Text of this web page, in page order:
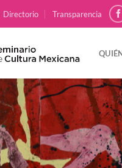
Directorio Transparencia